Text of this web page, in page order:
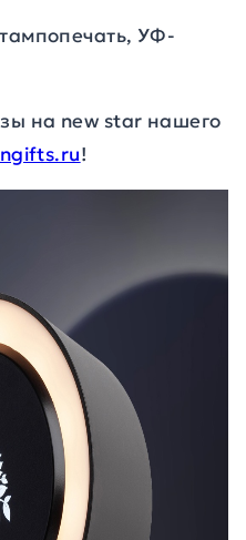
УФ-
на new star нашего
!